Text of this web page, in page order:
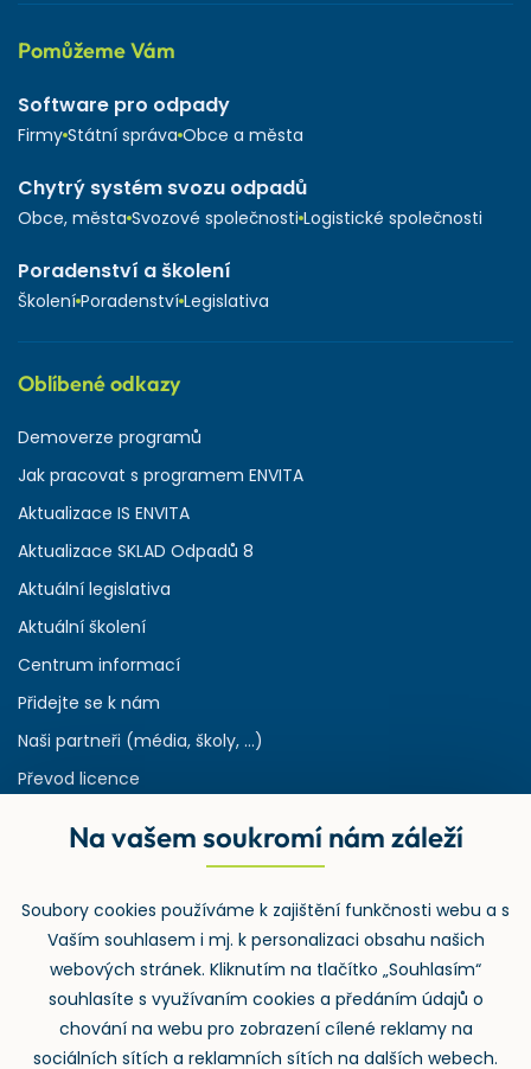
Pomůžeme Vám
Software pro odpady
Firmy Státní správa Obce a města
Chytrý systém svozu odpadů
Obce, města Svozové společnosti Logistické společnosti
Poradenství a školení
Školení Poradenství Legislativa
Oblíbené odkazy
Demoverze programů
Jak pracovat s programem ENVITA
Aktualizace IS ENVITA
Aktualizace SKLAD Odpadů 8
Aktuální legislativa
Aktuální školení
Centrum informací
Přidejte se k nám
Naši partneři (média, školy, ...)
Převod licence
Rejstřík používaných zkratek v odpadech
Zpětný odběr
Na vašem soukromí nám záleží
Soubory cookies používáme k zajištění funkčnosti webu a s
Vaším souhlasem i mj. k personalizaci obsahu našich
webových stránek. Kliknutím na tlačítko „Souhlasím“
souhlasíte s využívaním cookies a předáním údajů o
chování na webu pro zobrazení cílené reklamy na
sociálních sítích a reklamních sítích na dalších webech.